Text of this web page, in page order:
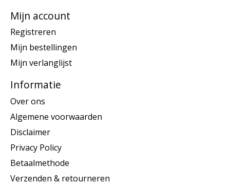
Mijn account
Registreren
Mijn bestellingen
Mijn verlanglijst
Informatie
Over ons
Algemene voorwaarden
Disclaimer
Privacy Policy
Betaalmethode
Verzenden & retourneren